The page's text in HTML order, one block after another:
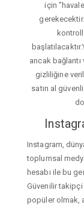
için
ancak
gizliliğine
satın al
Instagram,
toplumsal
hesabı ile bu
Güvenilir takipçi
popüler olmak,